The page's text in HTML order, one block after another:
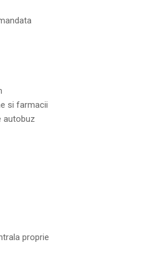
si farmacii
autobuz
proprie